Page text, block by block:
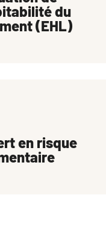
du
(EHL)
en risque